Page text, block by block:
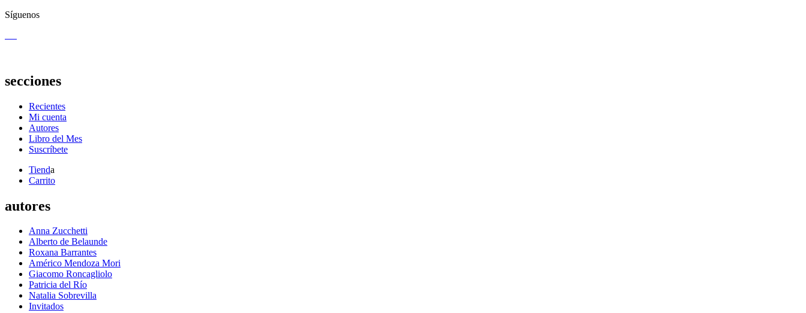
Síguenos
secciones
Recientes
Mi cuenta
Autores
Libro del Mes
Suscríbete
Tienda
Carrito
autores
Anna Zucchetti
Alberto de Belaunde
Roxana Barrantes
Américo Mendoza Mori
Giacomo Roncagliolo
Patricia del Río
Natalia Sobrevilla
Invitados